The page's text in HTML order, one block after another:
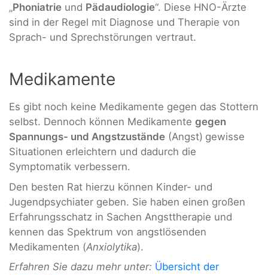
„Phoniatrie und Pädaudiologie“. Diese HNO-Ärzte
sind in der Regel mit Diagnose und Therapie von
Sprach- und Sprechstörungen vertraut.
Medikamente
Es gibt noch keine Medikamente gegen das Stottern
selbst. Dennoch können Medikamente gegen
Spannungs- und Angstzustände (Angst) gewisse
Situationen erleichtern und dadurch die
Symptomatik verbessern.
Den besten Rat hierzu können Kinder- und
Jugendpsychiater geben. Sie haben einen großen
Erfahrungsschatz in Sachen Angsttherapie und
kennen das Spektrum von angstlösenden
Medikamenten (Anxiolytika).
Erfahren Sie dazu mehr unter: Übersicht der